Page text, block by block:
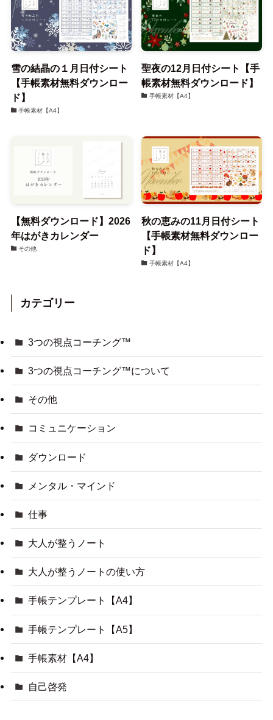
雪の結晶の１月日付シート
【手帳素材無料ダウンロー
ド】
手帳素材【A4】
聖夜の12月日付シート【手
帳素材無料ダウンロード】
手帳素材【A4】
【無料ダウンロード】2026
年はがきカレンダー
その他
秋の恵みの11月日付シート
【手帳素材無料ダウンロー
ド】
手帳素材【A4】
カテゴリー
3つの視点コーチング™
3つの視点コーチング™について
その他
コミュニケーション
ダウンロード
メンタル・マインド
仕事
大人が整うノート
大人が整うノートの使い方
手帳テンプレート【A4】
手帳テンプレート【A5】
手帳素材【A4】
自己啓発